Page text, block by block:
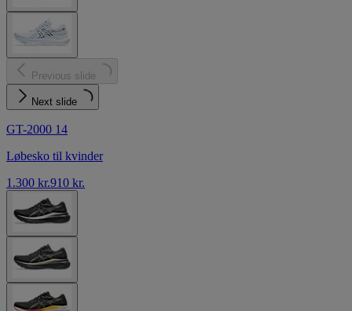
Previous slide
Next slide
GT-2000 14
Løbesko til kvinder
1.300 kr.910 kr.